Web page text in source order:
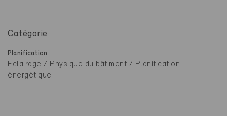
Catégorie
Planification
Eclairage / Physique du bâtiment / Planification
énergétique